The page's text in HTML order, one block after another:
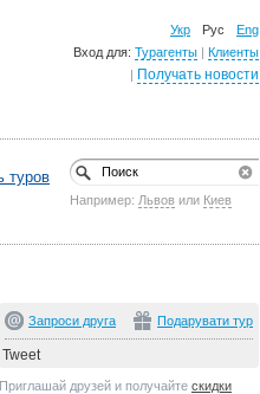
Укр Рус
Eng
Вход для: Турагенты | Клиенты
| Получать новости
Например: Львов или Киев
туров
Запроси друга Подарувати тур
Tweet
Приглашай друзей и получайте скидки